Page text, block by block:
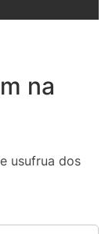
na
usufrua dos